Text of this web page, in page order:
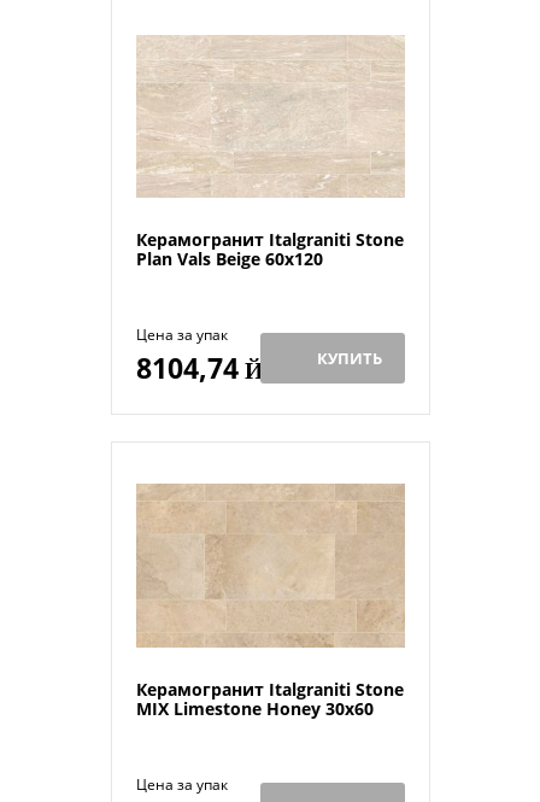
Керамогранит Italgraniti Stone
Plan Vals Beige 60x120
Цена за упак
8104,74Й КУПИТЬ
Керамогранит Italgraniti Stone
MIX Limestone Honey 30x60
Цена за упак